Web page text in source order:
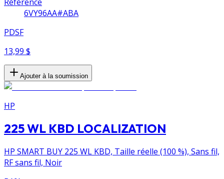
6VY96AA#ABA
PDSF
13,99 $
Ajouter à la soumission
HP
225 WL KBD LOCALIZATION
HP SMART BUY 225 WL KBD, Taille réelle (100 %), Sans fil,
RF sans fil, Noir